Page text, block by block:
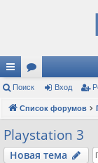
с
ы
лк
ор
ум
Поиск Вход
Список форумов
Playstation 3
Новая тема